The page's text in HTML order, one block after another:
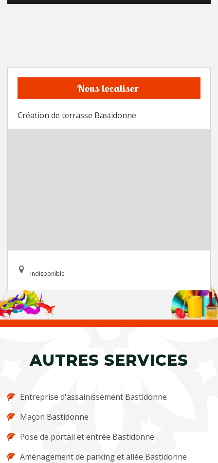
Nous localiser
Création de terrasse Bastidonne
indisponible
AUTRES SERVICES
Entreprise d'assainissement Bastidonne
Maçon Bastidonne
Pose de portail et entrée Bastidonne
Aménagement de parking et allée Bastidonne